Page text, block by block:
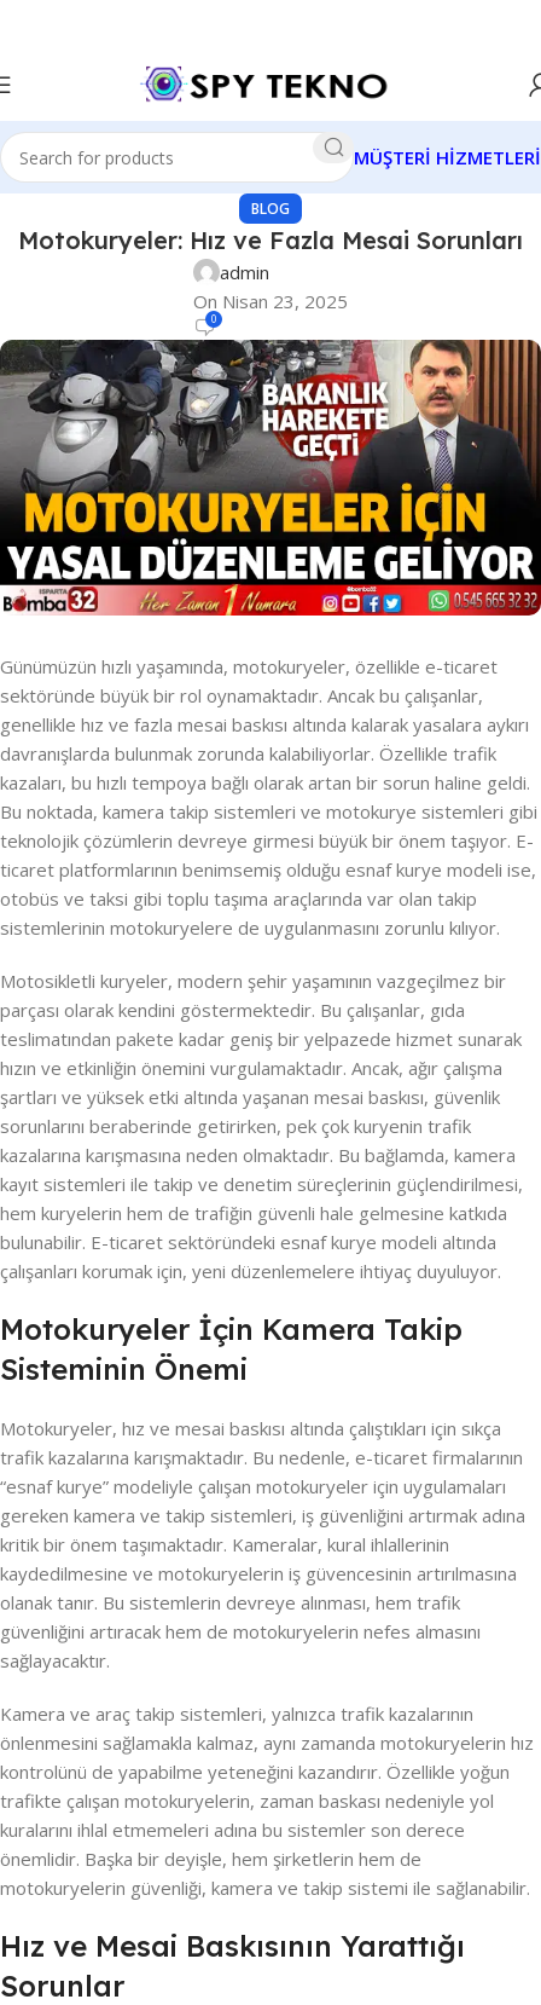
MÜŞTERİ HİZMETLERİ
BLOG
Motokuryeler: Hız ve Fazla Mesai Sorunları
admin
On Nisan 23, 2025
0
Günümüzün hızlı yaşamında, motokuryeler, özellikle e-ticaret
sektöründe büyük bir rol oynamaktadır. Ancak bu çalışanlar,
genellikle hız ve fazla mesai baskısı altında kalarak yasalara aykırı
davranışlarda bulunmak zorunda kalabiliyorlar. Özellikle trafik
kazaları, bu hızlı tempoya bağlı olarak artan bir sorun haline geldi.
Bu noktada, kamera takip sistemleri ve motokurye sistemleri gibi
teknolojik çözümlerin devreye girmesi büyük bir önem taşıyor. E-
ticaret platformlarının benimsemiş olduğu esnaf kurye modeli ise,
otobüs ve taksi gibi toplu taşıma araçlarında var olan takip
sistemlerinin motokuryelere de uygulanmasını zorunlu kılıyor.
Motosikletli kuryeler, modern şehir yaşamının vazgeçilmez bir
parçası olarak kendini göstermektedir. Bu çalışanlar, gıda
teslimatından pakete kadar geniş bir yelpazede hizmet sunarak
hızın ve etkinliğin önemini vurgulamaktadır. Ancak, ağır çalışma
şartları ve yüksek etki altında yaşanan mesai baskısı, güvenlik
sorunlarını beraberinde getirirken, pek çok kuryenin trafik
kazalarına karışmasına neden olmaktadır. Bu bağlamda, kamera
kayıt sistemleri ile takip ve denetim süreçlerinin güçlendirilmesi,
hem kuryelerin hem de trafiğin güvenli hale gelmesine katkıda
bulunabilir. E-ticaret sektöründeki esnaf kurye modeli altında
çalışanları korumak için, yeni düzenlemelere ihtiyaç duyuluyor.
Motokuryeler İçin Kamera Takip
Sisteminin Önemi
Motokuryeler, hız ve mesai baskısı altında çalıştıkları için sıkça
trafik kazalarına karışmaktadır. Bu nedenle, e-ticaret firmalarının
“esnaf kurye” modeliyle çalışan motokuryeler için uygulamaları
gereken kamera ve takip sistemleri, iş güvenliğini artırmak adına
kritik bir önem taşımaktadır. Kameralar, kural ihlallerinin
kaydedilmesine ve motokuryelerin iş güvencesinin artırılmasına
olanak tanır. Bu sistemlerin devreye alınması, hem trafik
güvenliğini artıracak hem de motokuryelerin nefes almasını
sağlayacaktır.
Kamera ve araç takip sistemleri, yalnızca trafik kazalarının
önlenmesini sağlamakla kalmaz, aynı zamanda motokuryelerin hız
kontrolünü de yapabilme yeteneğini kazandırır. Özellikle yoğun
trafikte çalışan motokuryelerin, zaman baskası nedeniyle yol
kuralarını ihlal etmemeleri adına bu sistemler son derece
önemlidir. Başka bir deyişle, hem şirketlerin hem de
motokuryelerin güvenliği, kamera ve takip sistemi ile sağlanabilir.
Hız ve Mesai Baskısının Yarattığı
Sorunlar